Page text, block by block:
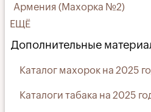
Армения (Махорка №2)
ЕЩЁ
Дополнительные
Каталог махорок на 2025
Каталоги табака на 2025